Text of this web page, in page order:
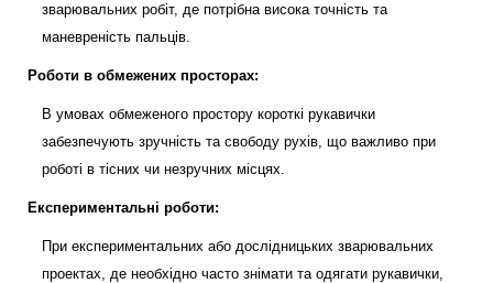
зварювальних робіт, де потрібна висока точність та
маневреність пальців.
Роботи в обмежених просторах:
В умовах обмеженого простору короткі рукавички
забезпечують зручність та свободу рухів, що важливо при
роботі в тісних чи незручних місцях.
Експериментальні роботи:
При експериментальних або дослідницьких зварювальних
проектах, де необхідно часто знімати та одягати рукавички,